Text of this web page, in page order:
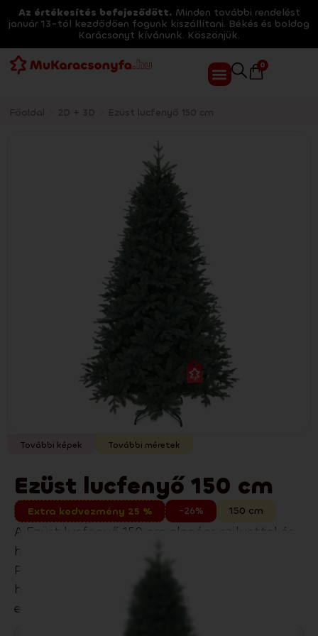
Az értékesítés befejeződött. Minden további rendelést
január 13-tól kezdődően fogunk kiszállítani. Békés és boldog
Karácsonyt kívánunk. Köszönjük.
0
Főoldal 2D + 3D Ezüst lucfenyő 150 cm
További képek További méretek
Ezüst lucfenyő 150 cm
Extra kedvezmény 25 % -26% 150 cm
A Ezüst lucfenyő 150 cm elegáns sziluettel és
hagyományos megjelenéssel és 3D PE és 2D
PVC tűlevelek kombinációjával a realisztikus
hatásért jellemzi. Modern és klasszikus
enteriőrökben egyaránt remekül mutat.